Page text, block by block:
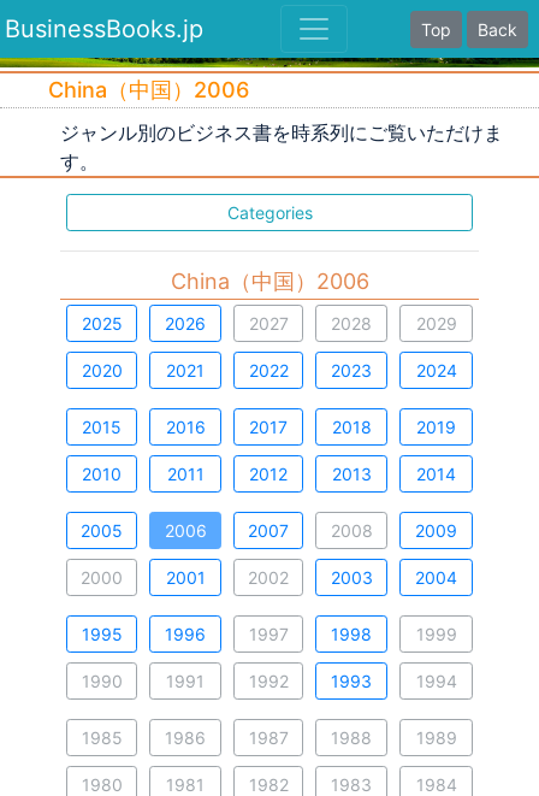
BusinessBooks.jp Top Back
China（中国）2006
ジャンル別のビジネス書を時系列にご覧いただけま
す。
Categories
China（中国）2006
2025 2026 2027 2028 2029
2020 2021 2022 2023 2024
2015 2016 2017 2018 2019
2010 2011 2012 2013 2014
2005 2006 2007 2008 2009
2000 2001 2002 2003 2004
1995 1996 1997 1998 1999
1990 1991 1992 1993 1994
1985 1986 1987 1988 1989
1980 1981 1982 1983 1984